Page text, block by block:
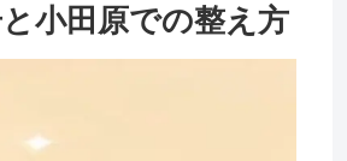
小田原での整え方